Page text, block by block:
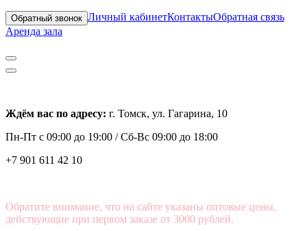
Обратный звонок Личный кабинетКонтактыОбратная связь
Аренда зала
Ждём вас по адресу: г. Томск, ул. Гагарина, 10
Пн-Пт с 09:00 до 19:00 /Сб-Вс 09:00 до 18:00
+7 901 611 42 10
Обратите внимание, что на сайте указаны оптовые цены,
действующие при первом заказе от 3000 рублей.